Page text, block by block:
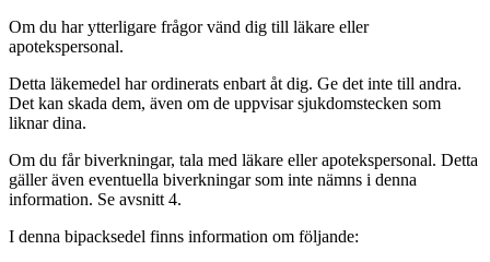
Om du har ytterligare frågor vänd dig till läkare eller
apotekspersonal.
Detta läkemedel har ordinerats enbart åt dig. Ge det inte till andra.
Det kan skada dem, även om de uppvisar sjukdomstecken som
liknar dina.
Om du får biverkningar, tala med läkare eller apotekspersonal. Detta
gäller även eventuella biverkningar som inte nämns i denna
information. Se avsnitt 4.
I denna bipacksedel finns information om följande: